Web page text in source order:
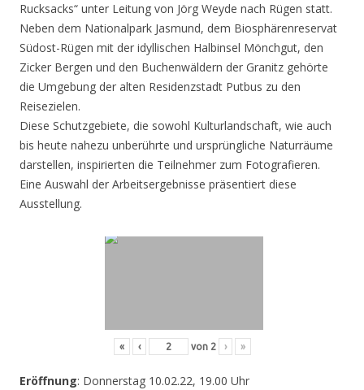
Rucksacks“ unter Leitung von Jörg Weyde nach Rügen statt.
Neben dem Nationalpark Jasmund, dem Biosphärenreservat
Südost-Rügen mit der idyllischen Halbinsel Mönchgut, den
Zicker Bergen und den Buchenwäldern der Granitz gehörte
die Umgebung der alten Residenzstadt Putbus zu den
Reisezielen.
Diese Schutzgebiete, die sowohl Kulturlandschaft, wie auch
bis heute nahezu unberührte und ursprüngliche Naturräume
darstellen, inspirierten die Teilnehmer zum Fotografieren.
Eine Auswahl der Arbeitsergebnisse präsentiert diese
Ausstellung.
« ‹ von 2 › »
Eröffnung: Donnerstag 10.02.22, 19.00 Uhr